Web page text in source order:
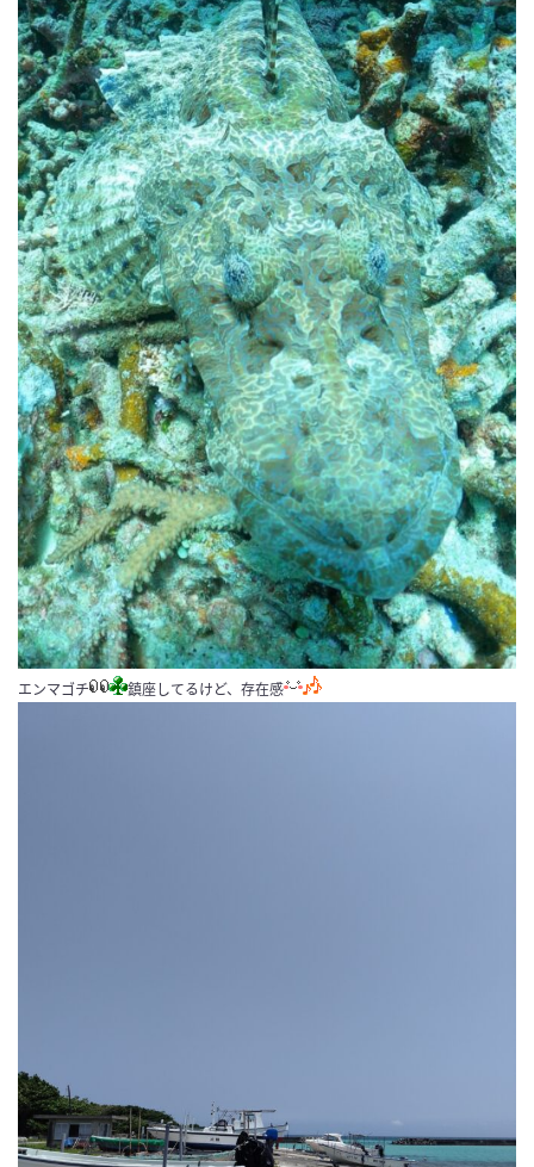
エンマゴチ 鎮座してるけど、存在感